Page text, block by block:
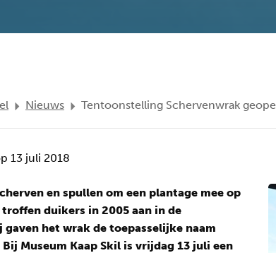
Nieuws Tentoonstelling Schervenwrak
13 juli 2018
en spullen om een plantage mee op
duikers in 2005 aan in de
gaven het wrak de toepasselijke naam
Museum Kaap Skil is vrijdag 13 juli een